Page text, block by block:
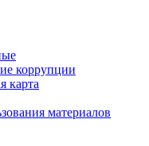
коррупции
карта
материалов